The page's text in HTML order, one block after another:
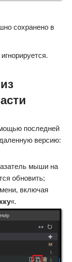
сохранено в
последней
версию:
мыши на
обновить;
включая
«.